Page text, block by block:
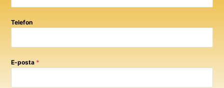
Telefon
E-posta *